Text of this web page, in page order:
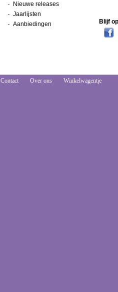
Nieuwe releases
Jaarlijsten
Aanbiedingen
Blijf
Contact Over ons Winkelwagentje